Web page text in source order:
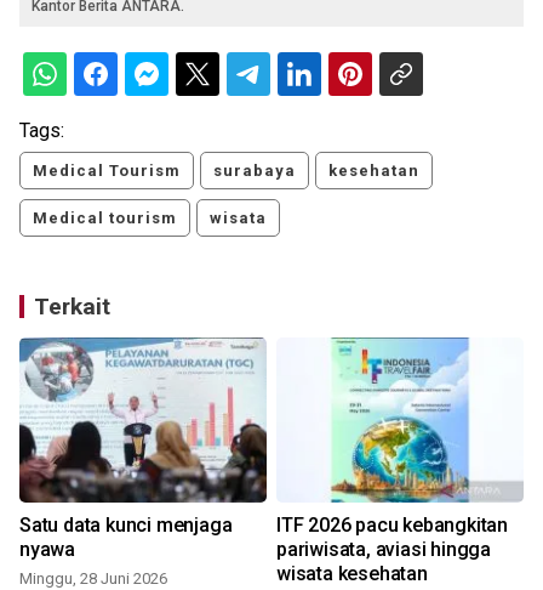
Kantor Berita ANTARA.
Tags:
Medical Tourism surabaya kesehatan
Medical tourism wisata
Terkait
Satu data kunci menjaga
nyawa
Minggu, 28 Juni 2026
ITF 2026 pacu kebangkitan
pariwisata, aviasi hingga
wisata kesehatan